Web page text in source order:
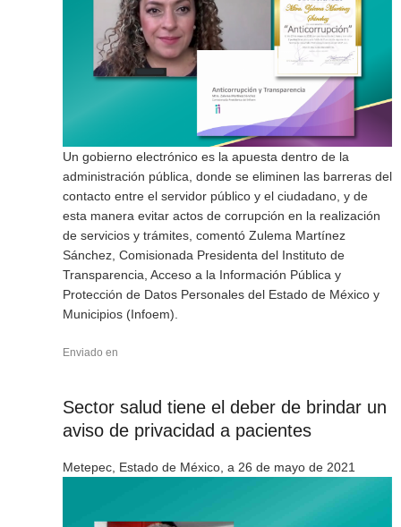
Un gobierno electrónico es la apuesta dentro de la
administración pública, donde se eliminen las barreras del
contacto entre el servidor público y el ciudadano, y de
esta manera evitar actos de corrupción en la realización
de servicios y trámites, comentó Zulema Martínez
Sánchez, Comisionada Presidenta del Instituto de
Transparencia, Acceso a la Información Pública y
Protección de Datos Personales del Estado de México y
Municipios (Infoem).
Enviado en
Sector salud tiene el deber de brindar un
aviso de privacidad a pacientes
Metepec, Estado de México, a 26 de mayo de 2021